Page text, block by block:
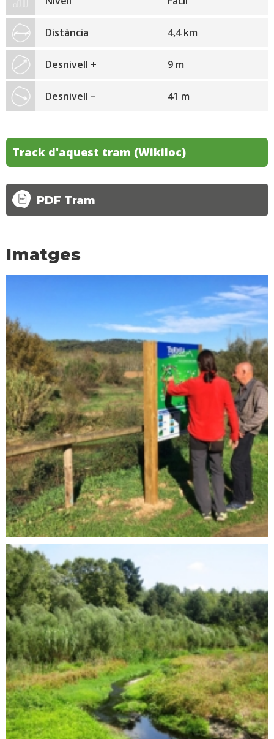
Distància 4,4 km
Desnivell + 9 m
Desnivell – 41 m
Track d'aquest tram (Wikiloc)
PDF Tram
Imatges